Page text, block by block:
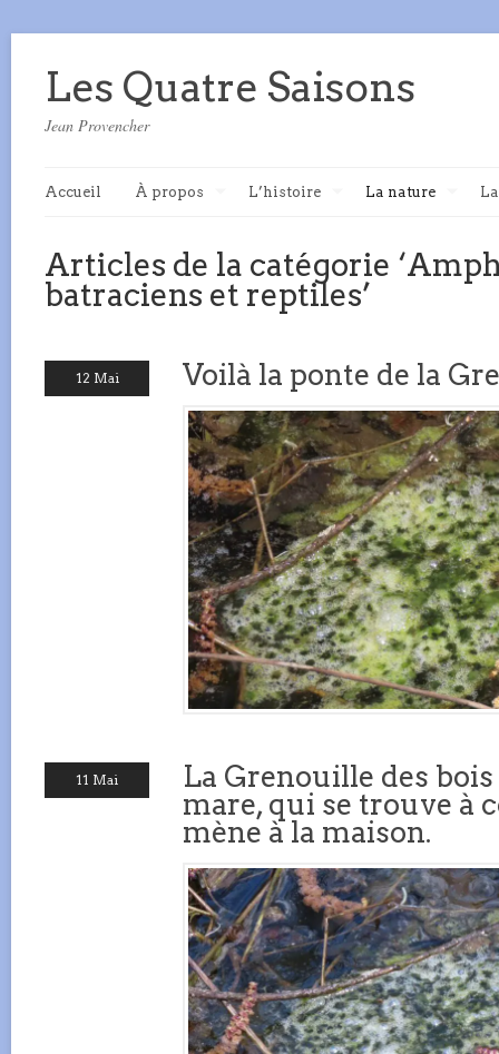
Les Quatre Saisons
Jean Provencher
Accueil À propos L’histoire La nature
Articles de la catégorie
batraciens et reptiles’
12 Mai Voilà la ponte de la
11 Mai
La Grenouille des
mare, qui se trouve à
mène à la maison.